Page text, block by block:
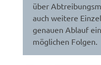
über
auch weitere
genauen Ablauf
möglichen Folgen.